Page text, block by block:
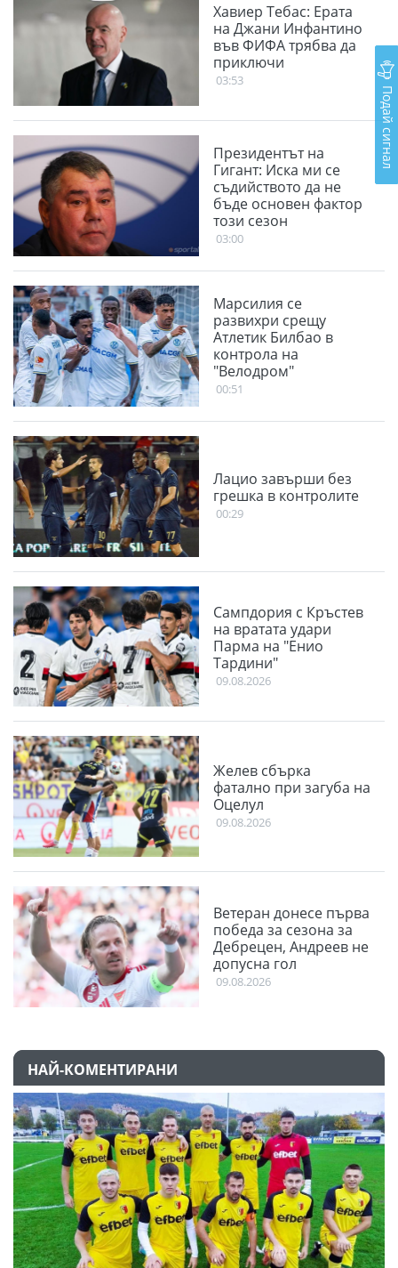
Хавиер Тебас: Ерата
на Джани Инфантино
във ФИФА трябва да
приключи
03:53
Президентът на
Гигант: Иска ми се
съдийството да не
бъде основен фактор
този сезон
03:00
Марсилия се
развихри срещу
Атлетик Билбао в
контрола на
"Велодром"
00:51
Лацио завърши без
грешка в контролите
00:29
Сампдория с Кръстев
на вратата удари
Парма на "Енио
Тардини"
09.08.2026
Желев сбърка
фатално при загуба на
Оцелул
09.08.2026
Ветеран донесе първа
победа за сезона за
Дебрецен, Андреев не
допусна гол
09.08.2026
НАЙ-КОМЕНТИРАНИ
Подай сигнал